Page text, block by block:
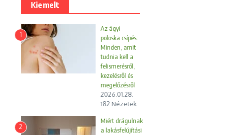
Kiemelt
1
Az ágyi
poloska csípés:
Minden, amit
tudnia kell a
felismerésről,
kezelésről és
megelőzésről
2026.01.28.
182 Nézetek
2
Miért drágulnak
a lakásfelújítási